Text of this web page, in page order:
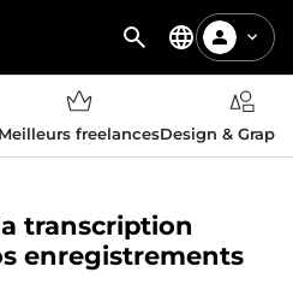
Meilleurs freelancesDesign &
transcription
enregistrements